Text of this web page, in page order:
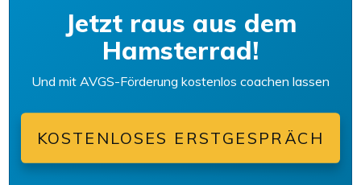
Jetzt raus aus dem
Hamsterrad!
Und mit AVGS-Förderung kostenlos coachen lassen
KOSTENLOSES ERSTGESPRÄCH